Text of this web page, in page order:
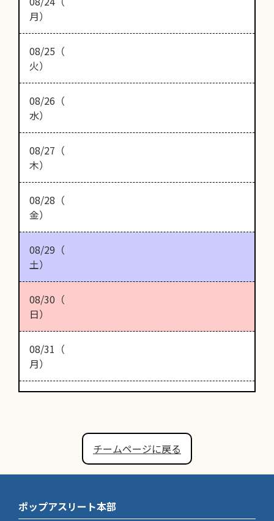
月）
08/25（
火）
08/26（
水）
08/27（
木）
08/28（
金）
08/29（
土）
08/30（
日）
08/31（
月）
チームページに戻る
ポップアスリート本部